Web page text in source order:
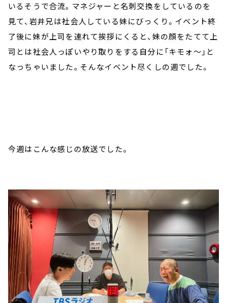
いるそうで合流。マネジャーと名刺交換をしているのを
見て、岩井兄は社会人している妹にびっくり。イベント終
了後に妹が上司を連れて挨拶にくると、妹の顔をたてて上
司とは社会人っぽいやり取りをする自分に「キモォ～」と
なっちゃいました。そんなイベント尽くしの週でした。
今週はこんな感じの放送でした。